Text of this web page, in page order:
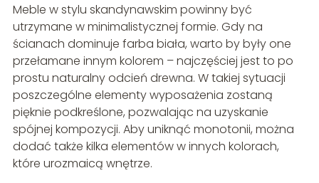
Meble w stylu skandynawskim powinny być
utrzymane w minimalistycznej formie. Gdy na
ścianach dominuje farba biała, warto by były one
przełamane innym kolorem – najczęściej jest to po
prostu naturalny odcień drewna. W takiej sytuacji
poszczególne elementy wyposażenia zostaną
pięknie podkreślone, pozwalając na uzyskanie
spójnej kompozycji. Aby uniknąć monotonii, można
dodać także kilka elementów w innych kolorach,
które urozmaicą wnętrze.